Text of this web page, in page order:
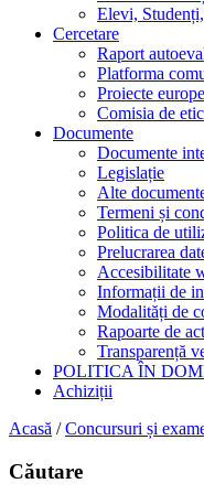
Elevi,
Cercetare
Raport
Platforma
Proiecte
Comisia de
Documente
Documente
Legislație
Alte
Termeni și
Politica de
Prelucrarea
Accesibilitate
Informații de
Modalități de
Rapoarte de
Transparență
POLITICA ÎN
Achiziții
Acasă /Concursuri și
Căutare